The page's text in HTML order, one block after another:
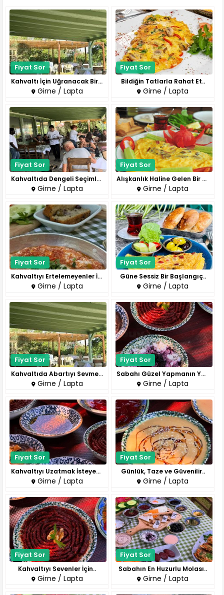
Fiyat Sor
Kahvaltı İçin Uğranacak Bir Du..
Girne / Lapta
Fiyat Sor
Bildiğin Tatlarla Rahat Et..
Girne / Lapta
Fiyat Sor
Kahvaltıda Dengeli Seçimler..
Girne / Lapta
Fiyat Sor
Alışkanlık Haline Gelen Bir Me..
Girne / Lapta
Fiyat Sor
Kahvaltıyı Ertelemeyenler İçin..
Girne / Lapta
Fiyat Sor
Güne Sessiz Bir Başlangıç..
Girne / Lapta
Fiyat Sor
Kahvaltıda Abartıyı Sevmeyenle..
Girne / Lapta
Fiyat Sor
Sabahı Güzel Yapmanın Yolu..
Girne / Lapta
Fiyat Sor
Kahvaltıyı Uzatmak İsteyenlere..
Girne / Lapta
Fiyat Sor
Günlük, Taze ve Güvenilir..
Girne / Lapta
Fiyat Sor
Kahvaltıyı Sevenler İçin..
Girne / Lapta
Fiyat Sor
Sabahın En Huzurlu Molası..
Girne / Lapta